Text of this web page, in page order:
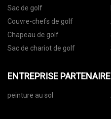
Sac de golf
Couvre-chefs de golf
Chapeau de golf
Sac de chariot de golf
ENTREPRISE PARTENAIRE
peinture au sol